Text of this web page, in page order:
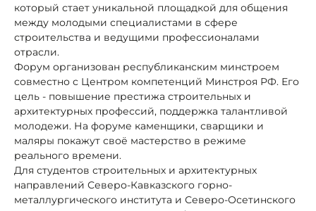
который стает уникальной площадкой для общения
между молодыми специалистами в сфере
строительства и ведущими профессионалами
отрасли.
Форум организован республиканским минстроем
совместно с Центром компетенций Минстроя РФ. Его
цель - повышение престижа строительных и
архитектурных профессий, поддержка талантливой
молодежи. На форуме каменщики, сварщики и
маляры покажут своё мастерство в режиме
реального времени.
Для студентов строительных и архитектурных
направлений Северо-Кавказского горно-
металлургического института и Северо-Осетинского